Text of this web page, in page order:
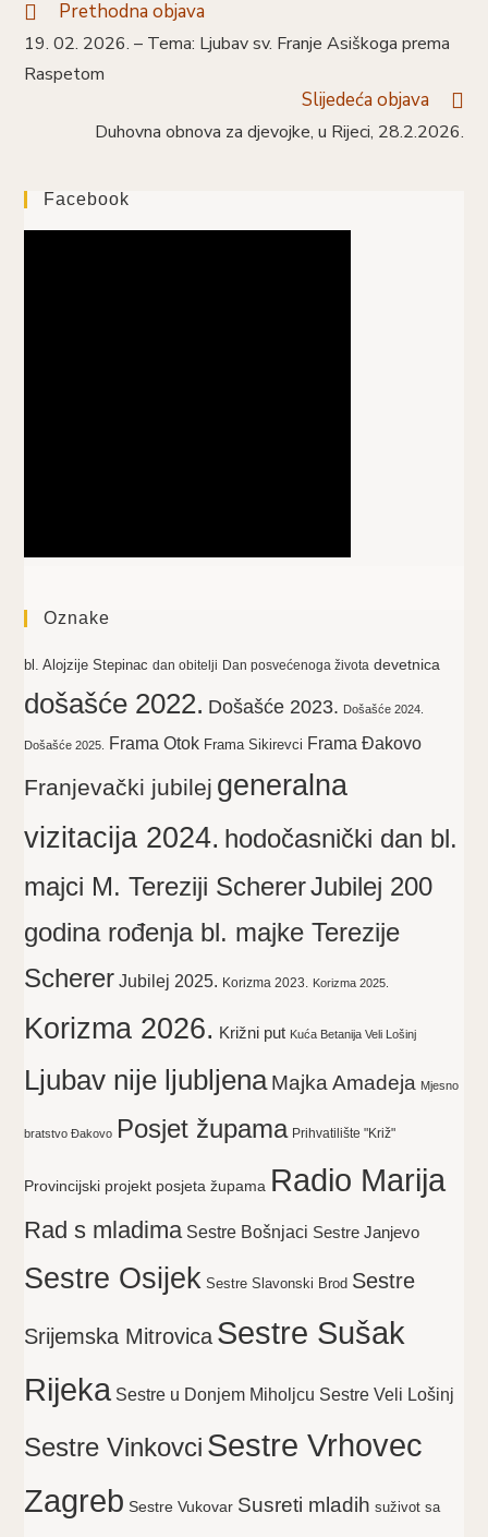
Pročitaj
članaka
Prethodna objava
19. 02. 2026. – Tema: Ljubav sv. Franje Asiškoga prema
Raspetom
Slijedeća objava
Duhovna obnova za djevojke, u Rijeci, 28.2.2026.
Facebook
Oznake
bl. Alojzije Stepinac dan obitelji Dan posvećenoga života devetnica
došašće 2022. Došašće 2023. Došašće 2024.
Došašće 2025. Frama Otok Frama Sikirevci Frama Đakovo
Franjevački jubilej generalna
vizitacija 2024. hodočasnički dan bl.
majci M. Tereziji SchererJubilej 200
godina rođenja bl. majke Terezije
Scherer Jubilej 2025. Korizma 2023. Korizma 2025.
Korizma 2026. Križni put Kuća Betanija Veli Lošinj
Ljubav nije ljubljena Majka Amadeja Mjesno
bratstvo Đakovo Posjet župama Prihvatilište "Križ"
Provincijski projekt posjeta župama Radio Marija
Rad s mladima Sestre Bošnjaci Sestre Janjevo
Sestre Osijek Sestre Slavonski Brod Sestre
Srijemska Mitrovica Sestre Sušak
Rijeka Sestre u Donjem Miholjcu Sestre Veli Lošinj
Sestre Vinkovci Sestre Vrhovec
Zagreb Sestre Vukovar Susreti mladih suživot sa